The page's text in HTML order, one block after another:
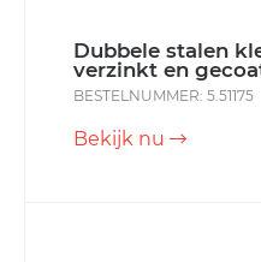
Dubbele stalen
verzinkt en
BESTELNUMMER: 5.51175
Bekijk nu